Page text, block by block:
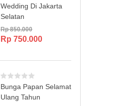
Wedding Di Jakarta
Selatan
Rp850.000
Original
Rp 750.000Current
Bunga Papan Selamat
Ulang Tahun